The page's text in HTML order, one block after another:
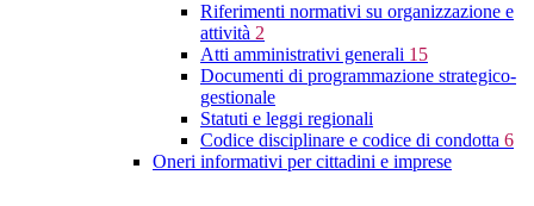
Riferimenti normativi su organizzazione e
attività 2
Atti amministrativi generali 15
Documenti di programmazione strategico-
gestionale
Statuti e leggi regionali
Codice disciplinare e codice di condotta 6
Oneri informativi per cittadini e imprese